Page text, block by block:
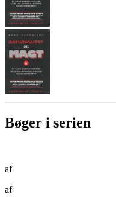
Bøger i serien
af
af